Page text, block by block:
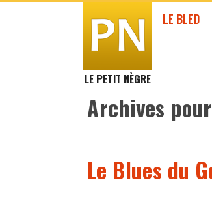
LE PETIT NÈGRE
LE BLED
Archives
Le Blues du